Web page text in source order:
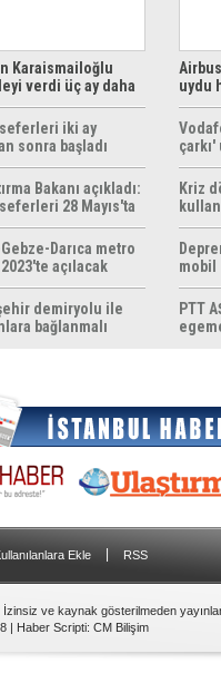
Karaismailoğlu
verdi üç ay daha
iki ay
sonra başladı
Bakanı açıkladı:
28 Mayıs'ta
Darıca metro
2023'te açılacak
demiryolu ile
bağlanmalı
uydu
Kriz
mobil
PTT
Ekle RSS
İzinsiz ve kaynak gösterilmeden
| Haber Scripti: CM Bilişim